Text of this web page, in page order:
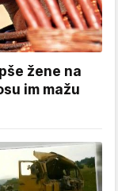
žene na
im mažu